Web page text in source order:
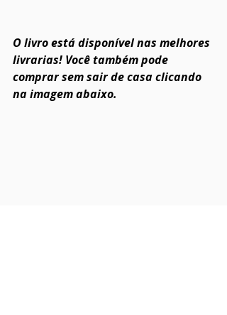
O livro está disponível nas melhores
livrarias! Você também pode
comprar sem sair de casa clicando
na imagem abaixo.